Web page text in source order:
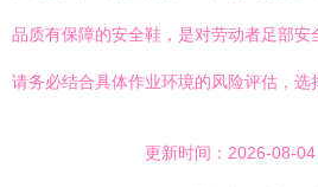
品质有保障的安全鞋，是对劳动者足部安
请务必结合具体作业环境的风险评估，选
更新时间：2026-08-